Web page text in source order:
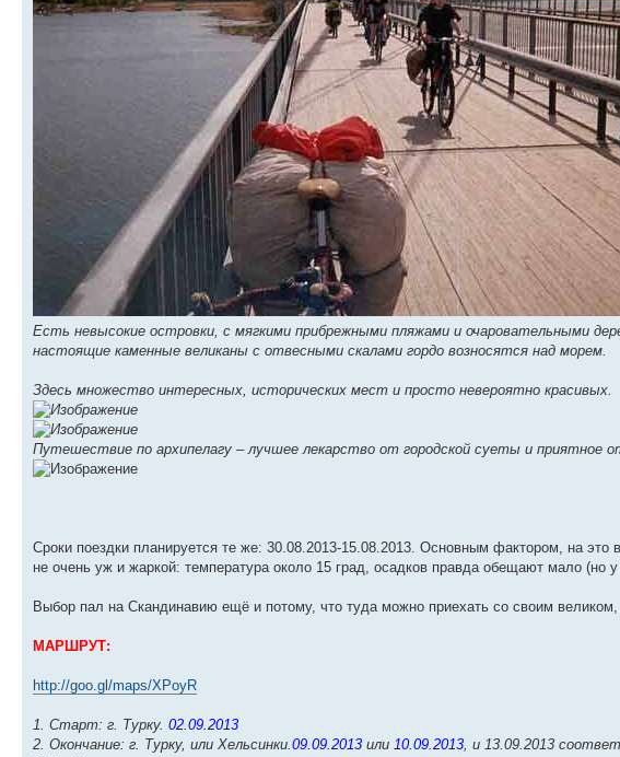
Есть невысокие островки, с мягкими прибрежными пляжами и очаровательными
настоящие каменные великаны с отвесными скалами гордо возносятся над морем.
Здесь множество интересных, исторических мест и просто невероятно красивых.
Путешествие по архипелагу – лучшее лекарство от городской суеты и приятное
Сроки поездки планируется те же: 30.08.2013-15.08.2013. Основным фактором, на
не очень уж и жаркой: температура около 15 град, осадков правда обещают мало (но
Выбор пал на Скандинавию ещё и потому, что туда можно приехать со своим великом,
МАРШРУТ:
http://goo.gl/maps/XPoyR
1. Старт: г. Турку. 02.09.2013
2. Окончание: г. Турку, или Хельсинки. 09.09.2013 или 10.09.2013 , и 13.09.2013